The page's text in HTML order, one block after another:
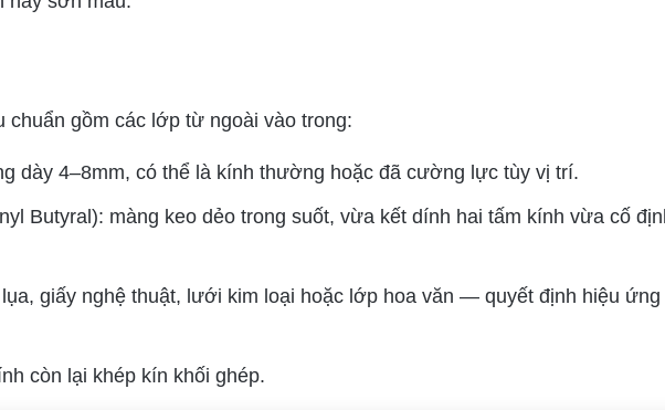
chuẩn gồm các lớp từ ngoài vào trong:
dày 4–8mm, có thể là kính thường hoặc đã cường lực tùy vị trí.
Butyral): màng keo dẻo trong suốt, vừa kết dính hai tấm kính vừa cố
giấy nghệ thuật, lưới kim loại hoặc lớp hoa văn — quyết định hiệu ứng
còn lại khép kín khối ghép.